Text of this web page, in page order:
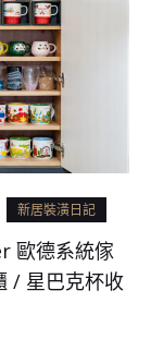
新居裝潢日記
歐德系統傢
/ 星巴克杯收